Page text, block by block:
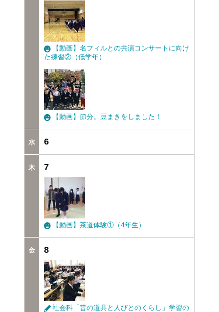
【動画】名フィルとの共演コンサートに向け
た練習②（低学年）
【動画】節分。豆まきをしました！
6
7
【動画】茶道体験①（4年生）
8
社会科「昔の道具と人びとのくらし」学習の